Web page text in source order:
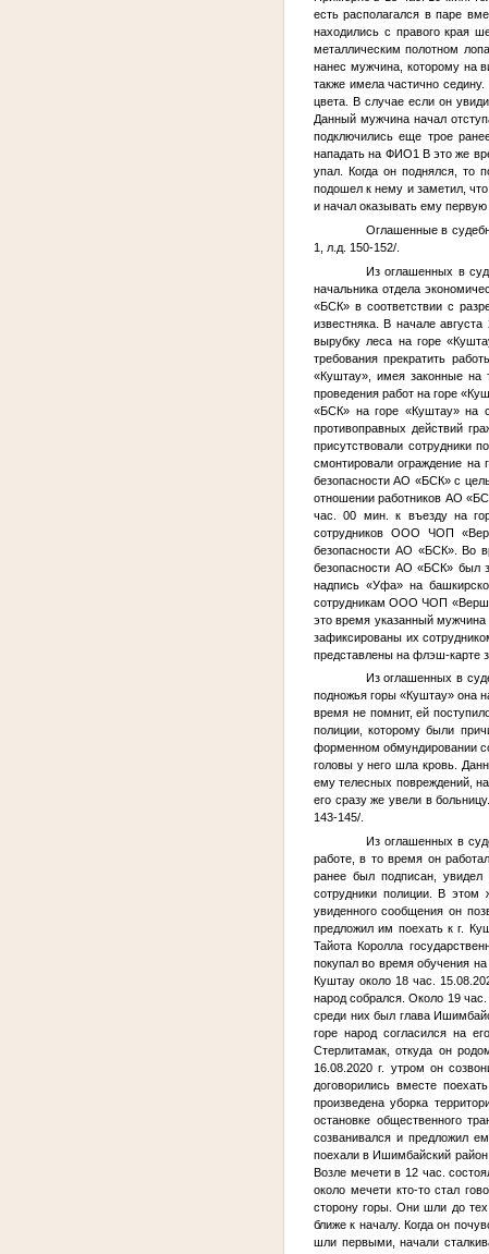
есть располагался в паре
находились с правого края
металлическим полотном
нанес мужчина, которому на
также имела частично
цвета. В случае если он
Данный мужчина начал
подключились еще трое
нападать на ФИО1В это же
упал. Когда он поднялся, то
подошел к нему и заметил,
и начал оказывать ему
Оглашенные в
1, л.д. 150-152/.
Из оглашенных в
начальника отдела
«БСК» в соответствии с
известняка. В начале
вырубку леса на горе
требования прекратить
«Куштау», имея законные на
проведения работ на горе
«БСК» на горе «Куштау» на
противоправных действий
присутствовали сотрудники
смонтировали ограждение на
безопасности АО «БСК» с
отношении работников АО
час. 00 мин. к въезду на
сотрудников ООО ЧОП
безопасности АО «БСК». Во
безопасности АО «БСК» был
надпись «Уфа» на
сотрудникам ООО ЧОП
это время указанный мужчина
зафиксированы их
представлены на флэш-карте
Из оглашенных в
подножья горы «Куштау» она
время не помнит, ей
полиции, которому были
форменном обмундировании
головы у него шла кровь.
ему телесных повреждений,
его сразу же увели в
143-145/.
Из оглашенных в
работе, в то время он
ранее был подписан,
сотрудники полиции. В
увиденного сообщения он
предложил им поехать к г.
Тайота Королла
покупал во время обучения
Куштау около 18 час.
народ собрался. Около 19
среди них был глава
горе народ согласился на
Стерлитамак, откуда он
16.08.2020 г. утром он
договорились вместе
произведена уборка
остановке общественного
созванивался и предложил
поехали в Ишимбайский район
Возле мечети в 12 час.
около мечети кто-то стал
сторону горы. Они шли до
ближе к началу. Когда он
шли первыми, начали